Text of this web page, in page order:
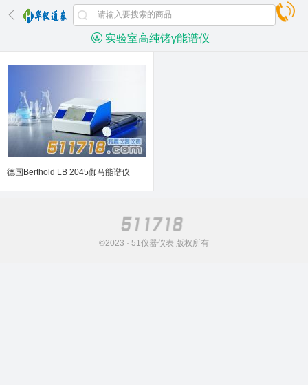
实验室高纯锗γ能谱仪
德国Berthold LB 2045伽马能谱仪
©2023 · 51仪器仪表 版权所有